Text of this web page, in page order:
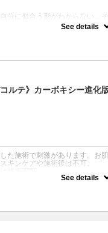
自分に似合う形がわからない…
比を導き出し、左右差を整え
See details
ルテ》カーボキシー進化
た施術で刺激があります。お
キンケアや施術後は不可。
See details